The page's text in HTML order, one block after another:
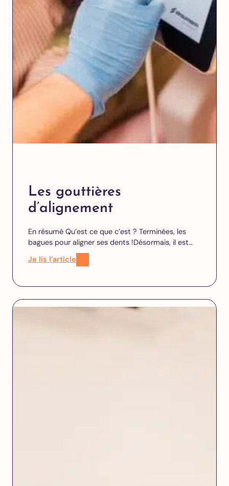
Les gouttières
d’alignement
En résumé Qu’est ce que c’est ? Terminées, les
bagues pour aligner ses dents !Désormais, il est…
Je lis l’article